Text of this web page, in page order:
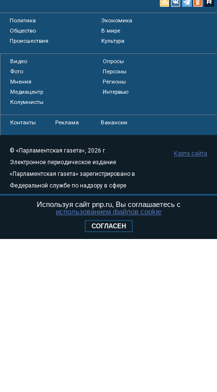
Политика
Экономика
Общество
В мире
Происшествия
Культура
Видео
Опросы
Фото
Персоны
Мнения
Регионы
Медиацентр
Интервью
Колумнисты
Контакты Реклама Вакансии
© «Парламентская газета», 2026 г.
Электронное периодическое издание
«Парламентская газета» зарегистрировано в
Федеральной службе по надзору в сфере
связи, информационных технологий и
массовых коммуникаций (Роскомнадзор) 05
Свидетельство о регистрации Эл № ФС77-
Карта сайта
Используя сайт pnp.ru, Вы соглашаетесь с
использованием файлов cookie
СОГЛАСЕН